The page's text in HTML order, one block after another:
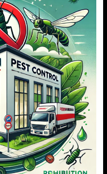
مكافحة
حشرات
في
المنيا
01067626163
/
اتصل
الان